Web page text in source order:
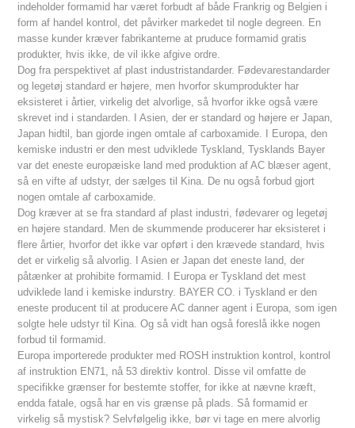
indeholder formamid har været forbudt af både Frankrig og Belgien i
form af handel kontrol, det påvirker markedet til nogle degreen. En
masse kunder kræver fabrikanterne at pruduce formamid gratis
produkter, hvis ikke, de vil ikke afgive ordre.
Dog fra perspektivet af plast industristandarder. Fødevarestandarder
og legetøj standard er højere, men hvorfor skumprodukter har
eksisteret i årtier, virkelig det alvorlige, så hvorfor ikke også være
skrevet ind i standarden. I Asien, der er standard og højere er Japan,
Japan hidtil, ban gjorde ingen omtale af carboxamide. I Europa, den
kemiske industri er den mest udviklede Tyskland, Tysklands Bayer
var det eneste europæiske land med produktion af AC blæser agent,
så en vifte af udstyr, der sælges til Kina. De nu også forbud gjort
nogen omtale af carboxamide.
Dog kræver at se fra standard af plast industri, fødevarer og legetøj
en højere standard. Men de skummende producerer har eksisteret i
flere årtier, hvorfor det ikke var opført i den krævede standard, hvis
det er virkelig så alvorlig. I Asien er Japan det eneste land, der
påtænker at prohibite formamid. I Europa er Tyskland det mest
udviklede land i kemiske indurstry. BAYER CO. i Tyskland er den
eneste producent til at producere AC danner agent i Europa, som igen
solgte hele udstyr til Kina. Og så vidt han også foreslå ikke nogen
forbud til formamid.
Europa importerede produkter med ROSH instruktion kontrol, kontrol
af instruktion EN71, nå 53 direktiv kontrol. Disse vil omfatte de
specifikke grænser for bestemte stoffer, for ikke at nævne kræft,
endda fatale, også har en vis grænse på plads. Så formamid er
virkelig så mystisk? Selvfølgelig ikke, bør vi tage en mere alvorlig